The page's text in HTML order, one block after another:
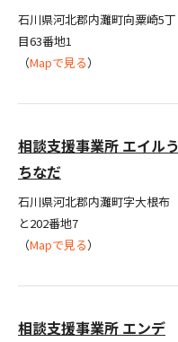
石川県河北郡内灘町向粟崎5丁
目63番地1
（Mapで見る）
相談支援事業所 エイルう
ちなだ
石川県河北郡内灘町字大根布
と202番地7
（Mapで見る）
相談支援事業所 エンデ